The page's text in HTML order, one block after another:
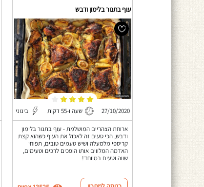
עוף בתנור בלימון ודבש
27/10/2020 שעה ו-55 דקות בינוני
ארוחת הצהריים המושלמת - עוף בתנור בלימון
ודבש, הכי טעים זה לאכול את העוף כשהוא קצת
קריספי מלמעלה ושיש טעמים טובים, תפוחי
האדמה המלווים אותו הופכים לרכים וטעימים,
שווה וטעים במיוחד!